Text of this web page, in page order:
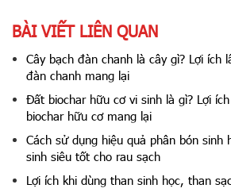
BÀI VIẾT LIÊN QUAN
Cây bạch đàn chanh là cây gì? Lợi ích
đàn chanh mang lại
Đất biochar hữu cơ vi sinh là gì? Lợi
biochar hữu cơ mang lại
Cách sử dụng hiệu quả phân bón sinh
sinh siêu tốt cho rau sạch
Lợi ích khi dùng than sinh học, than